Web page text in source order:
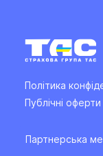
Політика
Публічні оферти
Партнерська